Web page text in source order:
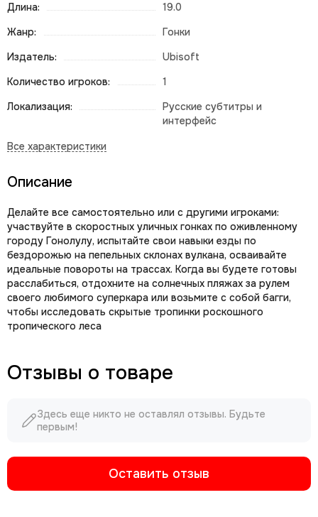
Длина:
19.0
Жанр:
Гонки
Издатель:
Ubisoft
Количество игроков:
1
Локализация:
Русские субтитры и
интерфейс
Описание
Делайте все самостоятельно или с другими игроками:
участвуйте в скоростных уличных гонках по оживленному
городу Гонолулу, испытайте свои навыки езды по
бездорожью на пепельных склонах вулкана, осваивайте
идеальные повороты на трассах. Когда вы будете готовы
расслабиться, отдохните на солнечных пляжах за рулем
своего любимого суперкара или возьмите с собой багги,
чтобы исследовать скрытые тропинки роскошного
тропического леса
Отзывы о товаре
Здесь еще никто не оставлял отзывы. Будьте
первым!
Оставить отзыв